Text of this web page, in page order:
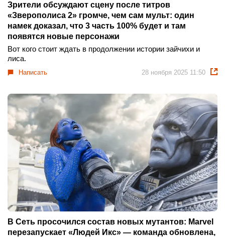
Зрители обсуждают сцену после титров
«Зверополиса 2» громче, чем сам мульт: один
намек доказал, что 3 часть 100% будет и там
появятся новые персонажи
Вот кого стоит ждать в продолжении истории зайчихи и
лиса.
Написать 28 ноября 2025 11:50
В Сеть просочился состав новых мутантов: Marvel
перезапускает «Людей Икс» — команда обновлена,